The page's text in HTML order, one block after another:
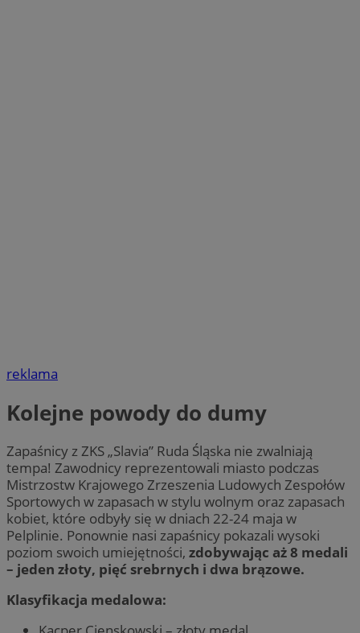
reklama
Kolejne powody do dumy
Zapaśnicy z ZKS „Slavia” Ruda Śląska nie zwalniają
tempa! Zawodnicy reprezentowali miasto podczas
Mistrzostw Krajowego Zrzeszenia Ludowych Zespołów
Sportowych w zapasach w stylu wolnym oraz zapasach
kobiet, które odbyły się w dniach 22-24 maja w
Pelplinie. Ponownie nasi zapaśnicy pokazali wysoki
poziom swoich umiejętności, zdobywając aż 8 medali
– jeden złoty, pięć srebrnych i dwa brązowe.
Klasyfikacja medalowa: